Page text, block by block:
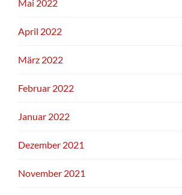
Mai 2022
April 2022
März 2022
Februar 2022
Januar 2022
Dezember 2021
November 2021